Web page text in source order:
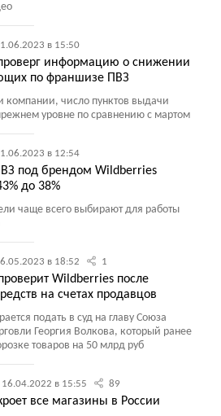
в 15:50
информацию о снижении
по франшизе ПВЗ
число пунктов выдачи
уровне по сравнению с мартом
в 12:54
под брендом Wildberries
до 38%
чаще всего выбирают для работы
в 18:52 1
Wildberries после
на счетах продавцов
подать в суд на главу Союза
Георгия Волкова, который ранее
товаров на 50 млрд руб
16.04.2022 в 15:55 89
все магазины в России